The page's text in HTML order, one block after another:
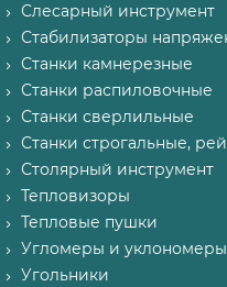
Слесарный инструмент
Стабилизаторы
Станки камнерезные
Станки распиловочные
Станки сверлильные
Станки строгальные,
Столярный инструмент
Тепловизоры
Тепловые пушки
Угломеры и уклономеры
Угольники